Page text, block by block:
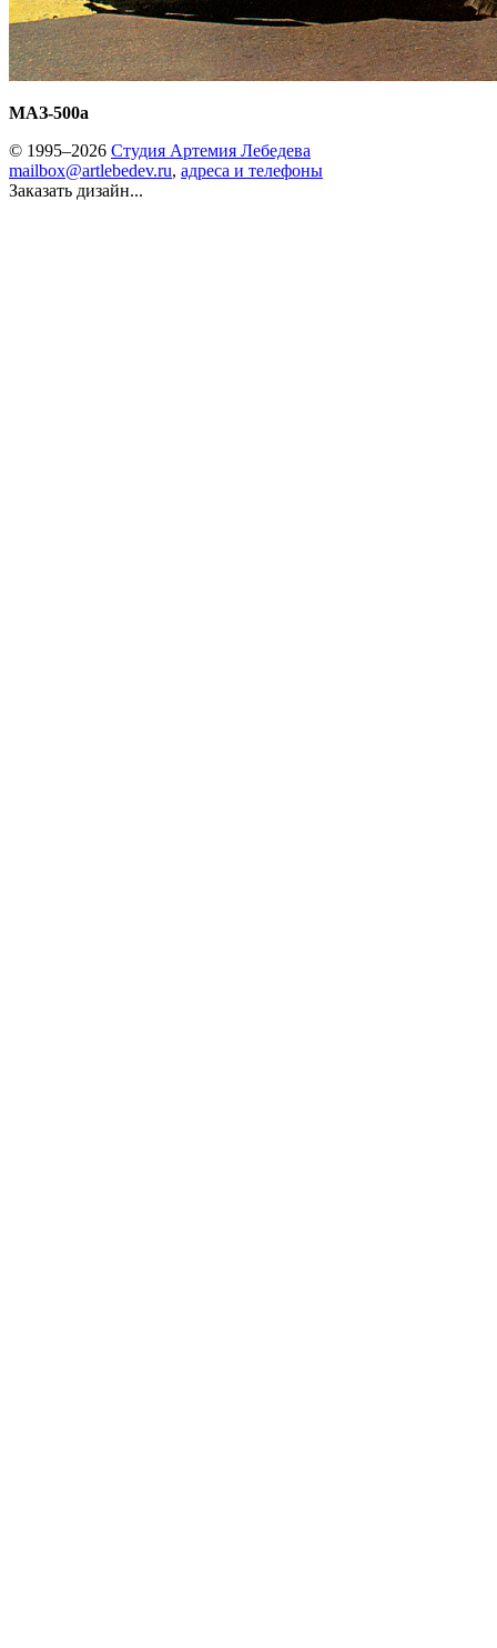
МАЗ-500а
© 1995–2026 Студия Артемия Лебедева
mailbox@artlebedev.ru, адреса и телефоны
Заказать дизайн...